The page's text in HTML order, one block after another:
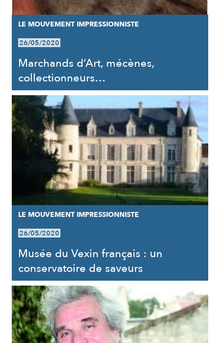
LE MOUVEMENT IMPRESSIONNISTE
26/05/2020
Marchands d’Art, mécènes,
collectionneurs…
LE MOUVEMENT IMPRESSIONNISTE
26/05/2020
Musée du Vexin français : un
conservatoire de saveurs